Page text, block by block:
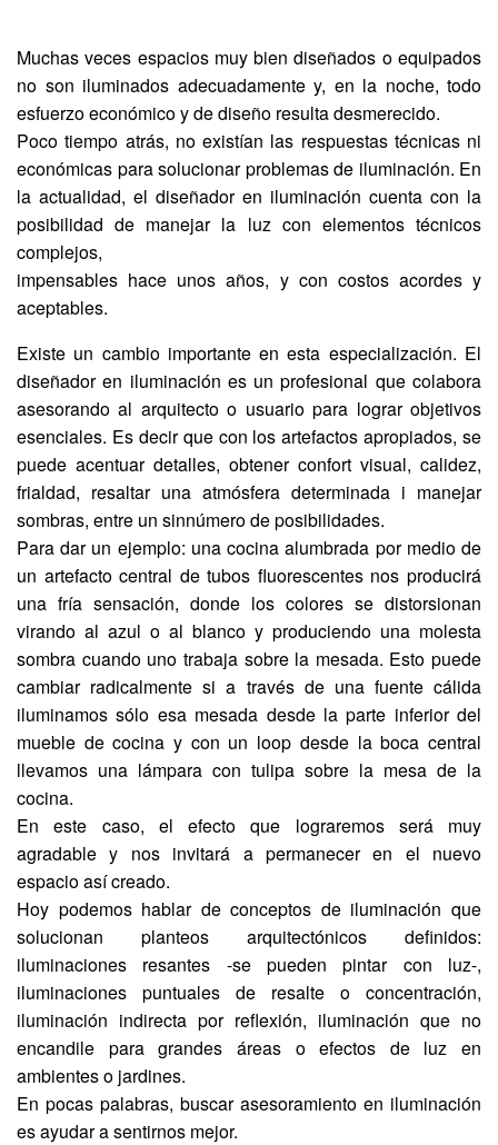
Muchas veces espacios muy bien diseñados o equipados
no son iluminados adecuadamente y, en la noche, todo
esfuerzo económico y de diseño resulta desmerecido.
Poco tiempo atrás, no existían las respuestas técnicas ni
económicas para solucionar problemas de iluminación. En
la actualidad, el diseñador en iluminación cuenta con la
posibilidad de manejar la luz con elementos técnicos
complejos,
impensables hace unos años, y con costos acordes y
aceptables.
Existe un cambio importante en esta especialización. El
diseñador en iluminación es un profesional que colabora
asesorando al arquitecto o usuario para lograr objetivos
esenciales. Es decir que con los artefactos apropiados, se
puede acentuar detalles, obtener confort visual, calidez,
frialdad, resaltar una atmósfera determinada i manejar
sombras, entre un sinnúmero de posibilidades.
Para dar un ejemplo: una cocina alumbrada por medio de
un artefacto central de tubos fluorescentes nos producirá
una fría sensación, donde los colores se distorsionan
virando al azul o al blanco y produciendo una molesta
sombra cuando uno trabaja sobre la mesada. Esto puede
cambiar radicalmente si a través de una fuente cálida
iluminamos sólo esa mesada desde la parte inferior del
mueble de cocina y con un loop desde la boca central
llevamos una lámpara con tulipa sobre la mesa de la
cocina.
En este caso, el efecto que lograremos será muy
agradable y nos invitará a permanecer en el nuevo
espacio así creado.
Hoy podemos hablar de conceptos de iluminación que
solucionan planteos arquitectónicos definidos:
iluminaciones resantes -se pueden pintar con luz-,
iluminaciones puntuales de resalte o concentración,
iluminación indirecta por reflexión, iluminación que no
encandile para grandes áreas o efectos de luz en
ambientes o jardines.
En pocas palabras, buscar asesoramiento en iluminación
es ayudar a sentirnos mejor.